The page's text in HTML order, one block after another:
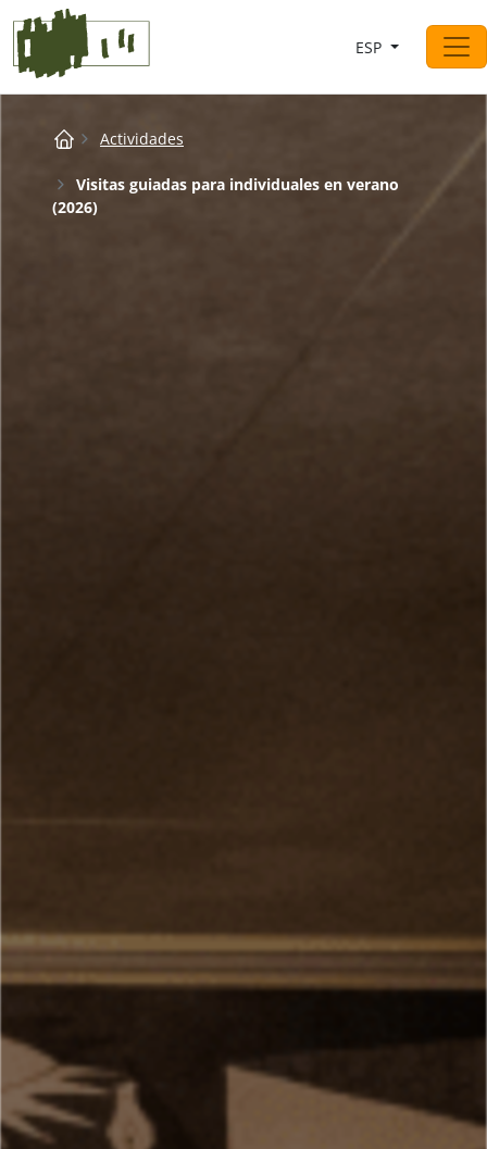
Saltar al contingut
Navegación principal
ESP
Breadcrumb
Actividades
Visitas guiadas para individuales en verano
(2026)